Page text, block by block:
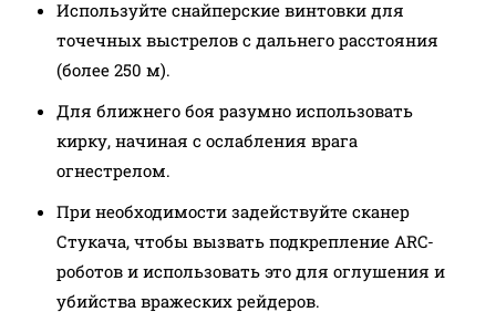
Используйте снайперские винтовки для
точечных выстрелов с дальнего расстояния
(более 250 м).
Для ближнего боя разумно использовать
кирку, начиная с ослабления врага
огнестрелом.
При необходимости задействуйте сканер
Стукача, чтобы вызвать подкрепление ARC-
роботов и использовать это для оглушения и
убийства вражеских рейдеров.